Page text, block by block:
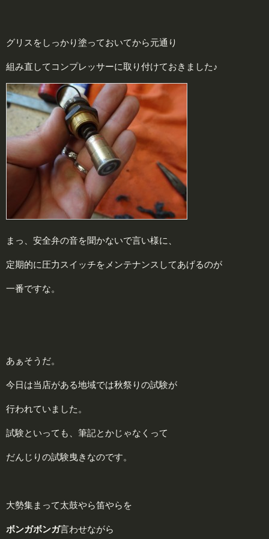
グリスをしっかり塗っておいてから元通り
組み直してコンプレッサーに取り付けておきました♪
まっ、安全弁の音を聞かないで言い様に、
定期的に圧力スイッチをメンテナンスしてあげるのが
一番ですな。
あぁそうだ。
今日は当店がある地域では秋祭りの試験が
行われていました。
試験といっても、筆記とかじゃなくって
だんじりの試験曳きなのです。
大勢集まって太鼓やら笛やらを
ボンガボンガ言わせながら